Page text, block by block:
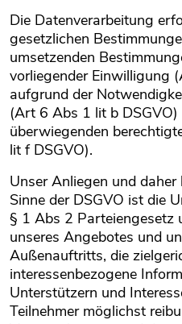
Die Datenverarbeitung
gesetzlichen
umsetzenden
vorliegender Einwilligung
aufgrund der
(Art 6 Abs 1 lit b
überwiegenden
lit f DSGVO).
Unser Anliegen und
Sinne der DSGVO ist die
§ 1 Abs 2 Parteiengesetz
unseres Angebotes und
Außenauftritts, die
interessenbezogene
Unterstützern und
Teilnehmer möglichst